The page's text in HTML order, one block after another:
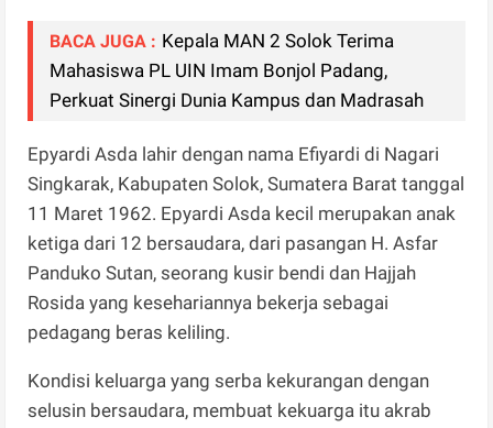
BACA JUGA : Kepala MAN 2 Solok Terima
Mahasiswa PL UIN Imam Bonjol Padang,
Perkuat Sinergi Dunia Kampus dan Madrasah
Epyardi Asda lahir dengan nama Efiyardi di Nagari
Singkarak, Kabupaten Solok, Sumatera Barat tanggal
11 Maret 1962. Epyardi Asda kecil merupakan anak
ketiga dari 12 bersaudara, dari pasangan H. Asfar
Panduko Sutan, seorang kusir bendi dan Hajjah
Rosida yang kesehariannya bekerja sebagai
pedagang beras keliling.
Kondisi keluarga yang serba kekurangan dengan
selusin bersaudara, membuat kekuarga itu akrab